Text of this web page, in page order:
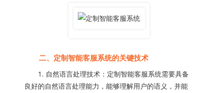
二、定制智能客服系统的关键技术
1. 自然语言处理技术：定制智能客服系统需要具备
良好的自然语言处理能力，能够理解用户的语义，并能